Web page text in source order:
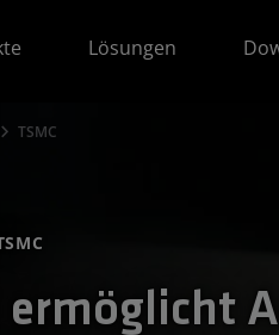
Lösungen
TSMC
ermöglicht